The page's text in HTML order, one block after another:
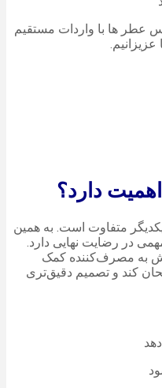
عطر ها با واردات مستقیم
دارد؟
متفاوت است. به همین
در رضایت نهایی دارد.
به مصرف‌کننده کمک
کند و تصمیم دقیق‌تری